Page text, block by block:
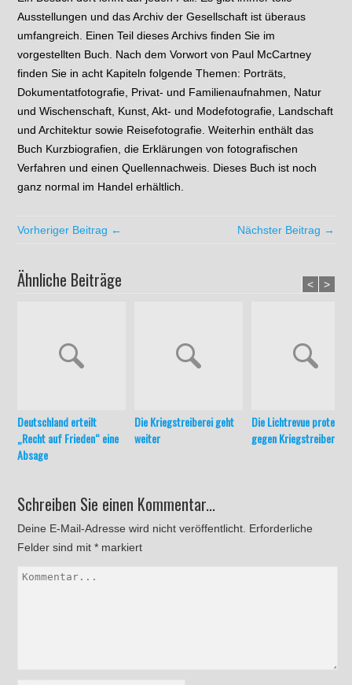
Ausstellungen und das Archiv der Gesellschaft ist überaus
umfangreich. Einen Teil dieses Archivs finden Sie im
vorgestellten Buch. Nach dem Vorwort von Paul McCartney
finden Sie in acht Kapiteln folgende Themen: Porträts,
Dokumentatfotografie, Privat- und Familienaufnahmen, Natur
und Wischenschaft, Kunst, Akt- und Modefotografie, Landschaft
und Architektur sowie Reisefotografie. Weiterhin enthält das
Buch Kurzbiografien, die Erklärungen von fotografischen
Verfahren und einen Quellennachweis. Dieses Buch ist noch
ganz normal im Handel erhältlich.
Vorheriger Beitrag ← Nächster Beitrag →
Ähnliche Beiträge
Deutschland erteilt
„Recht auf Frieden“ eine
Absage
Die Kriegstreiberei geht
weiter
Die Lichtrevue
gegen Kriegstreiberei
< >
Schreiben Sie einen Kommentar...
Deine E-Mail-Adresse wird nicht veröffentlicht. Erforderliche
Felder sind mit* markiert